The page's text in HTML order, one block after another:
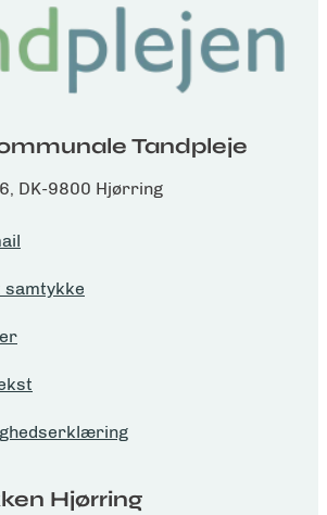
Tandpleje
DK-9800 Hjørring
samtykke
Hjørring